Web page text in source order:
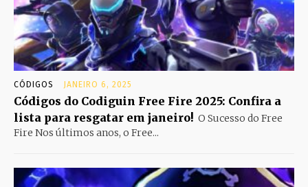
CÓDIGOS JANEIRO 6, 2025
Códigos do Codiguin Free Fire 2025: Confira a
lista para resgatar em janeiro! O Sucesso do Free
Fire Nos últimos anos, o Free...